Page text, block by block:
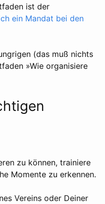
ist der
ein Mandat bei den
(das muß nichts
»Wie organisiere
zu können, trainiere
Momente zu erkennen.
Vereins oder Deiner